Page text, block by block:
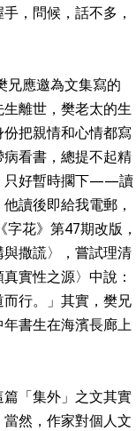
，問候，話不多，
兄應邀為文集寫的
離世，樊老太的生
把親情和心情都寫
看書，總提不起精
只好暫時擱下——讀
讀後即給我電郵，
花》第47期改版，
撒謊〉，嘗試理清
實性之源〉中說：
而行。」其實，樊兄
書生在海濱長廊上
「集外」之文其實
然，作家對個人文